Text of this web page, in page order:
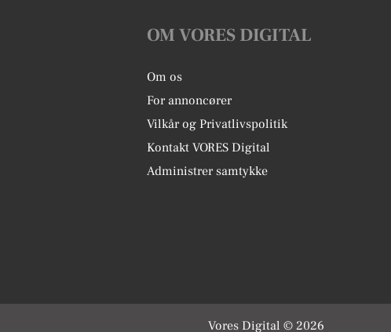
OM VORES DIGITAL
Om os
For annoncører
Vilkår og Privatlivspolitik
Kontakt VORES Digital
Administrer samtykke
Vores Digital © 2026